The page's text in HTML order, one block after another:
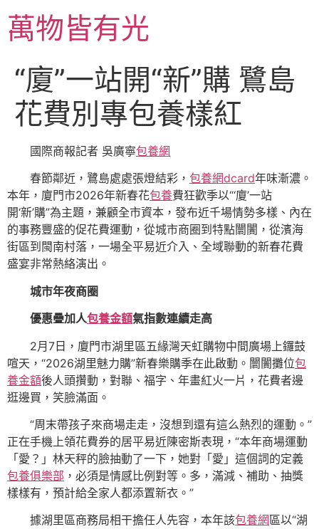
主萬物皆有光
“廈”一站開“新”購 鷺島
花費別專包養樣紅
國際商報記者 吳廣寧包養網
春節鄰近，鷺島處處張燈結彩， 包養網dcard年味漸濃。
本年，廈門市2026年新春花包養費狂歡季以“‘廈’一站
開‘新’購”為主題，兼顧全市資本，發布近千場情勢多樣、內在
的事務豐盛的促花費運動，從城市商圈到特點闤闠，從濱海
街區到閩南村落，一場全平易近介入、全域聯動的新春花費
盛宴非常熱絡演出。
城市年夜商圈
優惠疊加人包養金額氣指數連續走高
2月7日，廈門市湖里區五緣灣天虹購物中間廣場上鑼鼓
喧天，“2026湖里魅力購”新春樂購季在此啟動。闤闠攤位包
養金額後人頭攢動，對聯、福字、年畫紅火一片，花費者邊
逛邊買，笑臉滿面。
“周末帶孩子來商場走走，沒想到還有這么熱烈的運動。”
正在手機上領花費券的居平易近陳密斯表現，“本年商場運動
「愛？」林天秤的臉抽動了一下，她對「愛」這個詞的定義
包養俱樂部 ，必須是情感比例對等。多，滿減、補助、抽獎
樣樣有，預計給全家人都添置新衣。”
據湖里區商務局相干擔任人先容，本年該包養網區以“湖